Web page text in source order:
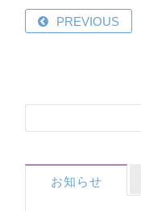
PREVIOUS
お知らせ